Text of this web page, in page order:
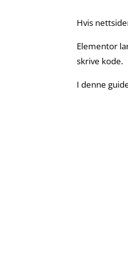
Hvis
Elementor
skrive kode.
I denne